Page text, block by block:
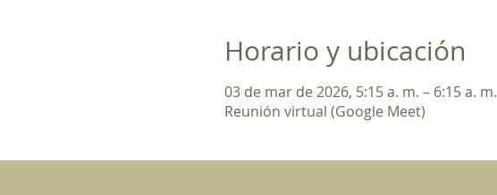
Horario y ubicación
03 de mar de 2026, 5:15 a. m. – 6:15 a. m.
Reunión virtual (Google Meet)